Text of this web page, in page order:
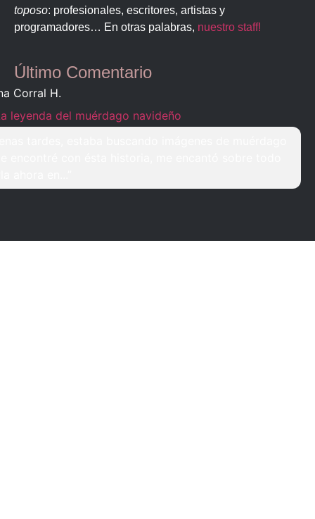
toposo: profesionales, escritores, artistas y
programadores… En otras palabras, nuestro staff!
Último Comentario
Corral H.
leyenda del muérdago navideño